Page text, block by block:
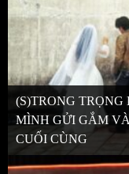
(S)TRONG
MÌNH GỬI GẮM
CUỐI CÙNG